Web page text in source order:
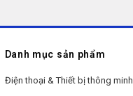
Danh mục sản phẩm
Điện thoại & Thiết bị thông minh